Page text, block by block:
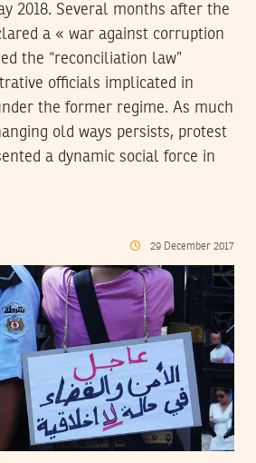
2018. Several months after the
a « war against corruption
the “reconciliation law”
officials implicated in
the former regime. As much
old ways persists, protest
a dynamic social force in
29 December 2017